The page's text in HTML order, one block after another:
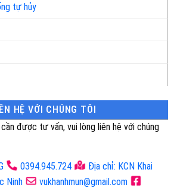
tự hủy
HỆ VỚI CHÚNG TÔI
được tư vấn, vui lòng liên hệ với chúng
0394.945.724
Địa chỉ: KCN Khai
Ninh
vukhanhmun@gmail.com